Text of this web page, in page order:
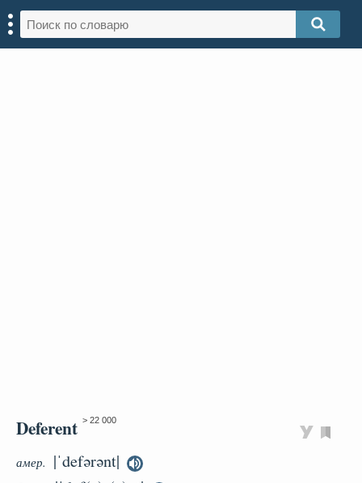
Deferent > 22 000
амер. |ˈdefərənt|